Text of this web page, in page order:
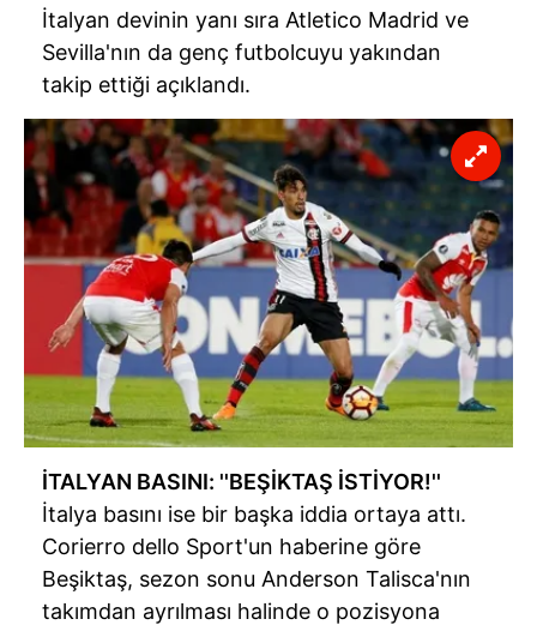
İtalyan devinin yanı sıra Atletico Madrid ve
Sevilla'nın da genç futbolcuyu yakından
takip ettiği açıklandı.
İTALYAN BASINI: ''BEŞİKTAŞ İSTİYOR!''
İtalya basını ise bir başka iddia ortaya attı.
Corierro dello Sport'un haberine göre
Beşiktaş, sezon sonu Anderson Talisca'nın
takımdan ayrılması halinde o pozisyona